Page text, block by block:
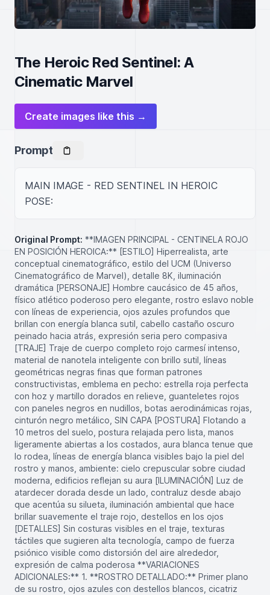
The Heroic Red Sentinel: A
Cinematic Marvel
Create images like this →
Prompt
MAIN IMAGE - RED SENTINEL IN HEROIC
POSE:
Original Prompt: **IMAGEN PRINCIPAL - CENTINELA ROJO
EN POSICIÓN HEROICA:** [ESTILO] Hiperrealista, arte
conceptual cinematográfico, estilo del UCM (Universo
Cinematográfico de Marvel), detalle 8K, iluminación
dramática [PERSONAJE] Hombre caucásico de 45 años,
físico atlético poderoso pero elegante, rostro eslavo noble
con líneas de experiencia, ojos azules profundos que
brillan con energía blanca sutil, cabello castaño oscuro
peinado hacia atrás, expresión seria pero compasiva
[TRAJE] Traje de cuerpo completo rojo carmesí intenso,
material de nanotela inteligente con brillo sutil, líneas
geométricas negras finas que forman patrones
constructivistas, emblema en pecho: estrella roja perfecta
con hoz y martillo dorados en relieve, guanteletes rojos
con paneles negros en nudillos, botas aerodinámicas rojas,
cinturón negro metálico, SIN CAPA [POSTURA] Flotando a
10 metros del suelo, postura relajada pero lista, manos
ligeramente abiertas a los costados, aura blanca tenue que
lo rodea, líneas de energía blanca visibles bajo la piel del
rostro y manos, ambiente: cielo crepuscular sobre ciudad
moderna, edificios reflejan su aura [ILUMINACIÓN] Luz de
atardecer dorada desde un lado, contraluz desde abajo
que acentúa su silueta, iluminación ambiental que hace
brillar suavemente el traje rojo, destellos en los ojos
[DETALLES] Sin costuras visibles en el traje, texturas
táctiles que sugieren alta tecnología, campo de fuerza
psiónico visible como distorsión del aire alrededor,
expresión de calma poderosa **VARIACIONES
ADICIONALES:** 1. **ROSTRO DETALLADO:** Primer plano
de su rostro, ojos azules con destellos blancos, cicatriz